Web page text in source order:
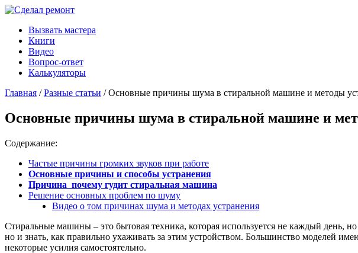
Вызвать мастера
Книги
Видео
Вопрос-ответ
Калькуляторы
Главная /Разные статьи / Основные причины шума в стиральной машине и методы
Основные причины шума в стиральной машине и
Содержание:
Частые причины громких звуков при работе
Основные причины и способы устранения
Причина почему гудит стиральная машина
Решение основных проблем по шуму
Видео о том причинах шума и методах устранения
Стиральные машины – это бытовая техника, которая используется не каждый день,
но и знать, как правильно ухаживать за этим устройством. Большинство моделей
некоторые усилия самостоятельно.